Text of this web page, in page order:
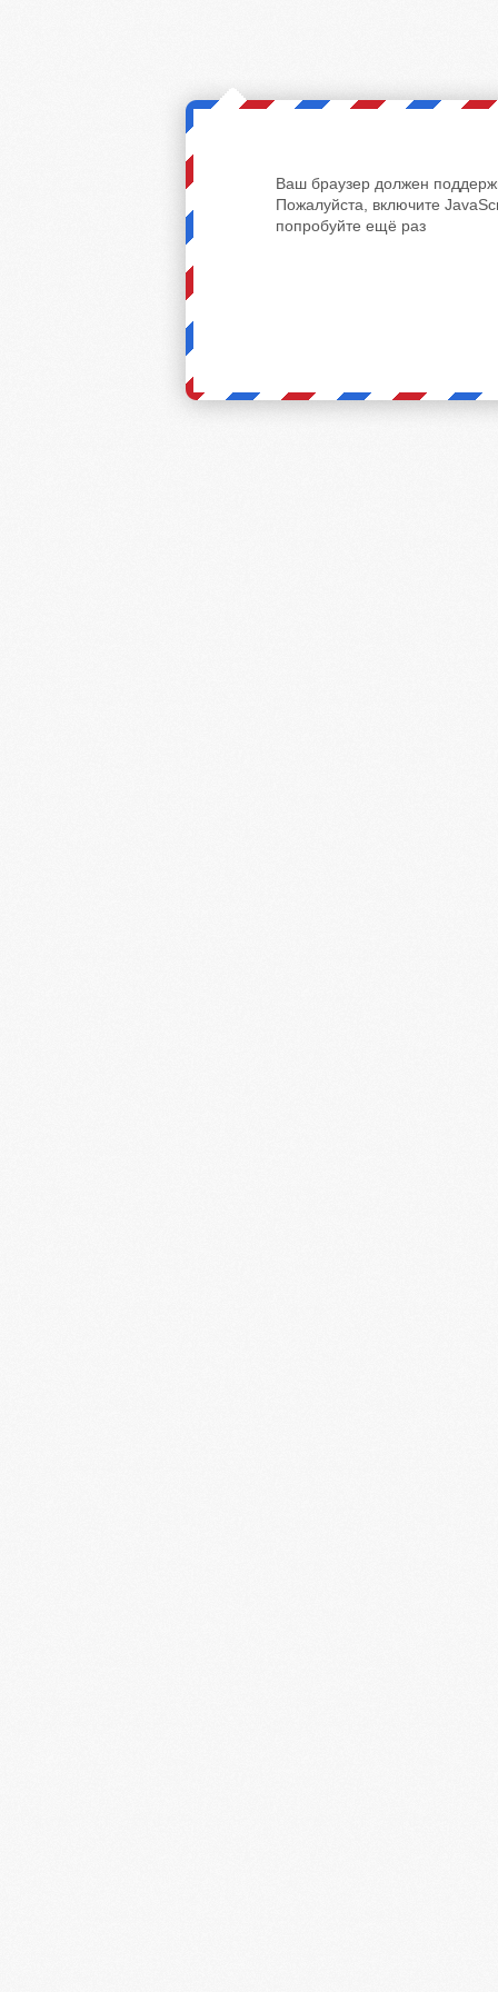
Ваш браузер должен
Пожалуйста, включите
попробуйте ещё раз